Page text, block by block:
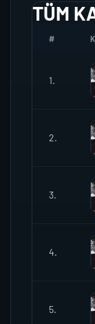
TÜM
# K
1.
2.
3.
4.
5.